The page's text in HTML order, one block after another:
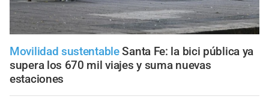
Movilidad sustentable Santa Fe: la bici pública ya
supera los 670 mil viajes y suma nuevas
estaciones